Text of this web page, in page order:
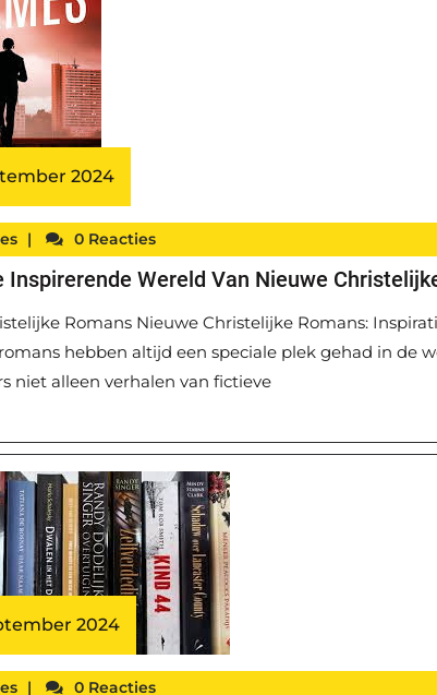
2024
| 0 Reacties
Inspirerende Wereld Van Nieuwe
Romans Nieuwe Christelijke Romans:
hebben altijd een speciale plek gehad in de
niet alleen verhalen van fictieve
2024
| 0 Reacties